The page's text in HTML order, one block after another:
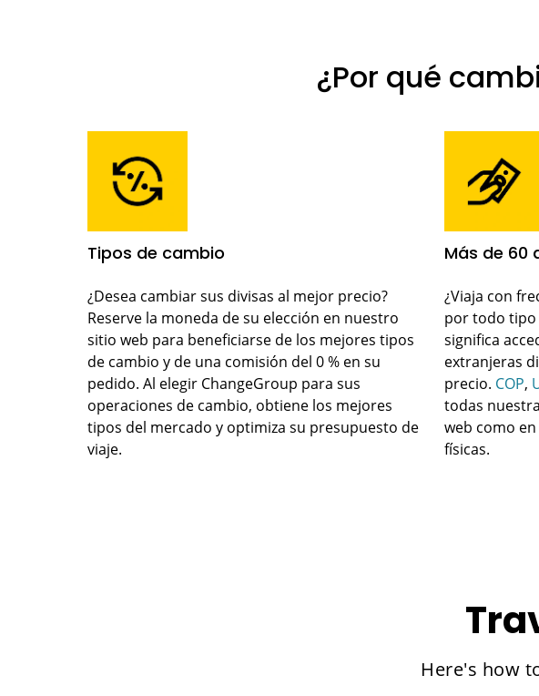
¿Por qué
Tipos de cambio
¿Desea cambiar sus divisas al mejor precio?
Reserve la moneda de su elección en nuestro
sitio web para beneficiarse de los mejores tipos
de cambio y de una comisión del 0 % en su
pedido. Al elegir ChangeGroup para sus
operaciones de cambio, obtiene los mejores
tipos del mercado y optimiza su presupuesto de
viaje.
Más de 60
¿Viaja con
por todo tipo
significa
extranjeras
precio. COP,
todas
web como
físicas.
Here's how